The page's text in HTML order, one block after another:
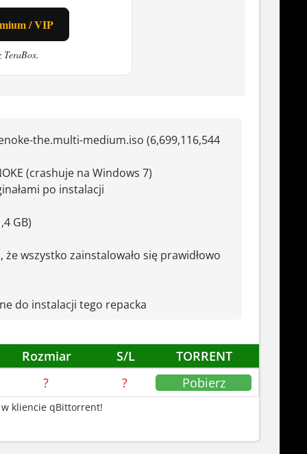
podróży przez światy. Ale tutaj
, też znajdziesz coś dla siebie -
The Multi-Medium to dobry wybór.
z oglądania i myślenia.
/ VIP
the.multi-medium.iso (6,699,116,544
(crashuje na Windows 7)
po instalacji
GB)
wszystko zainstalowało się prawidłowo
do instalacji tego repacka
Rozmiar S/L
TORRENT
? ? Pobierz
kliencie qBittorrent!